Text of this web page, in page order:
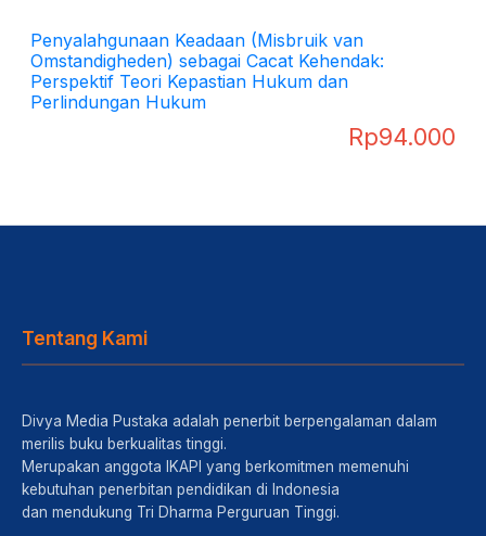
Penyalahgunaan Keadaan (Misbruik van
Omstandigheden) sebagai Cacat Kehendak:
Perspektif Teori Kepastian Hukum dan
Perlindungan Hukum
Rp94.000
Tentang Kami
Divya Media Pustaka adalah penerbit berpengalaman dalam
merilis buku berkualitas tinggi.
Merupakan anggota IKAPI yang berkomitmen memenuhi
kebutuhan penerbitan pendidikan di Indonesia
dan mendukung Tri Dharma Perguruan Tinggi.